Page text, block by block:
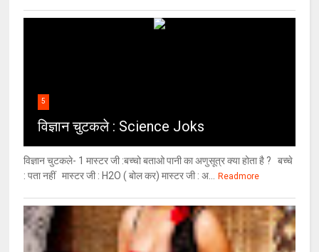
5
विज्ञान चुटकले : Science Joks
विज्ञान चुटकले- 1 मास्टर जी :बच्चो बताओ पानी का अणुसूत्र क्या होता है ? बच्चे
: पता नहीं मास्टर जी : H2O ( बोल कर) मास्टर जी : अ...
Readmore